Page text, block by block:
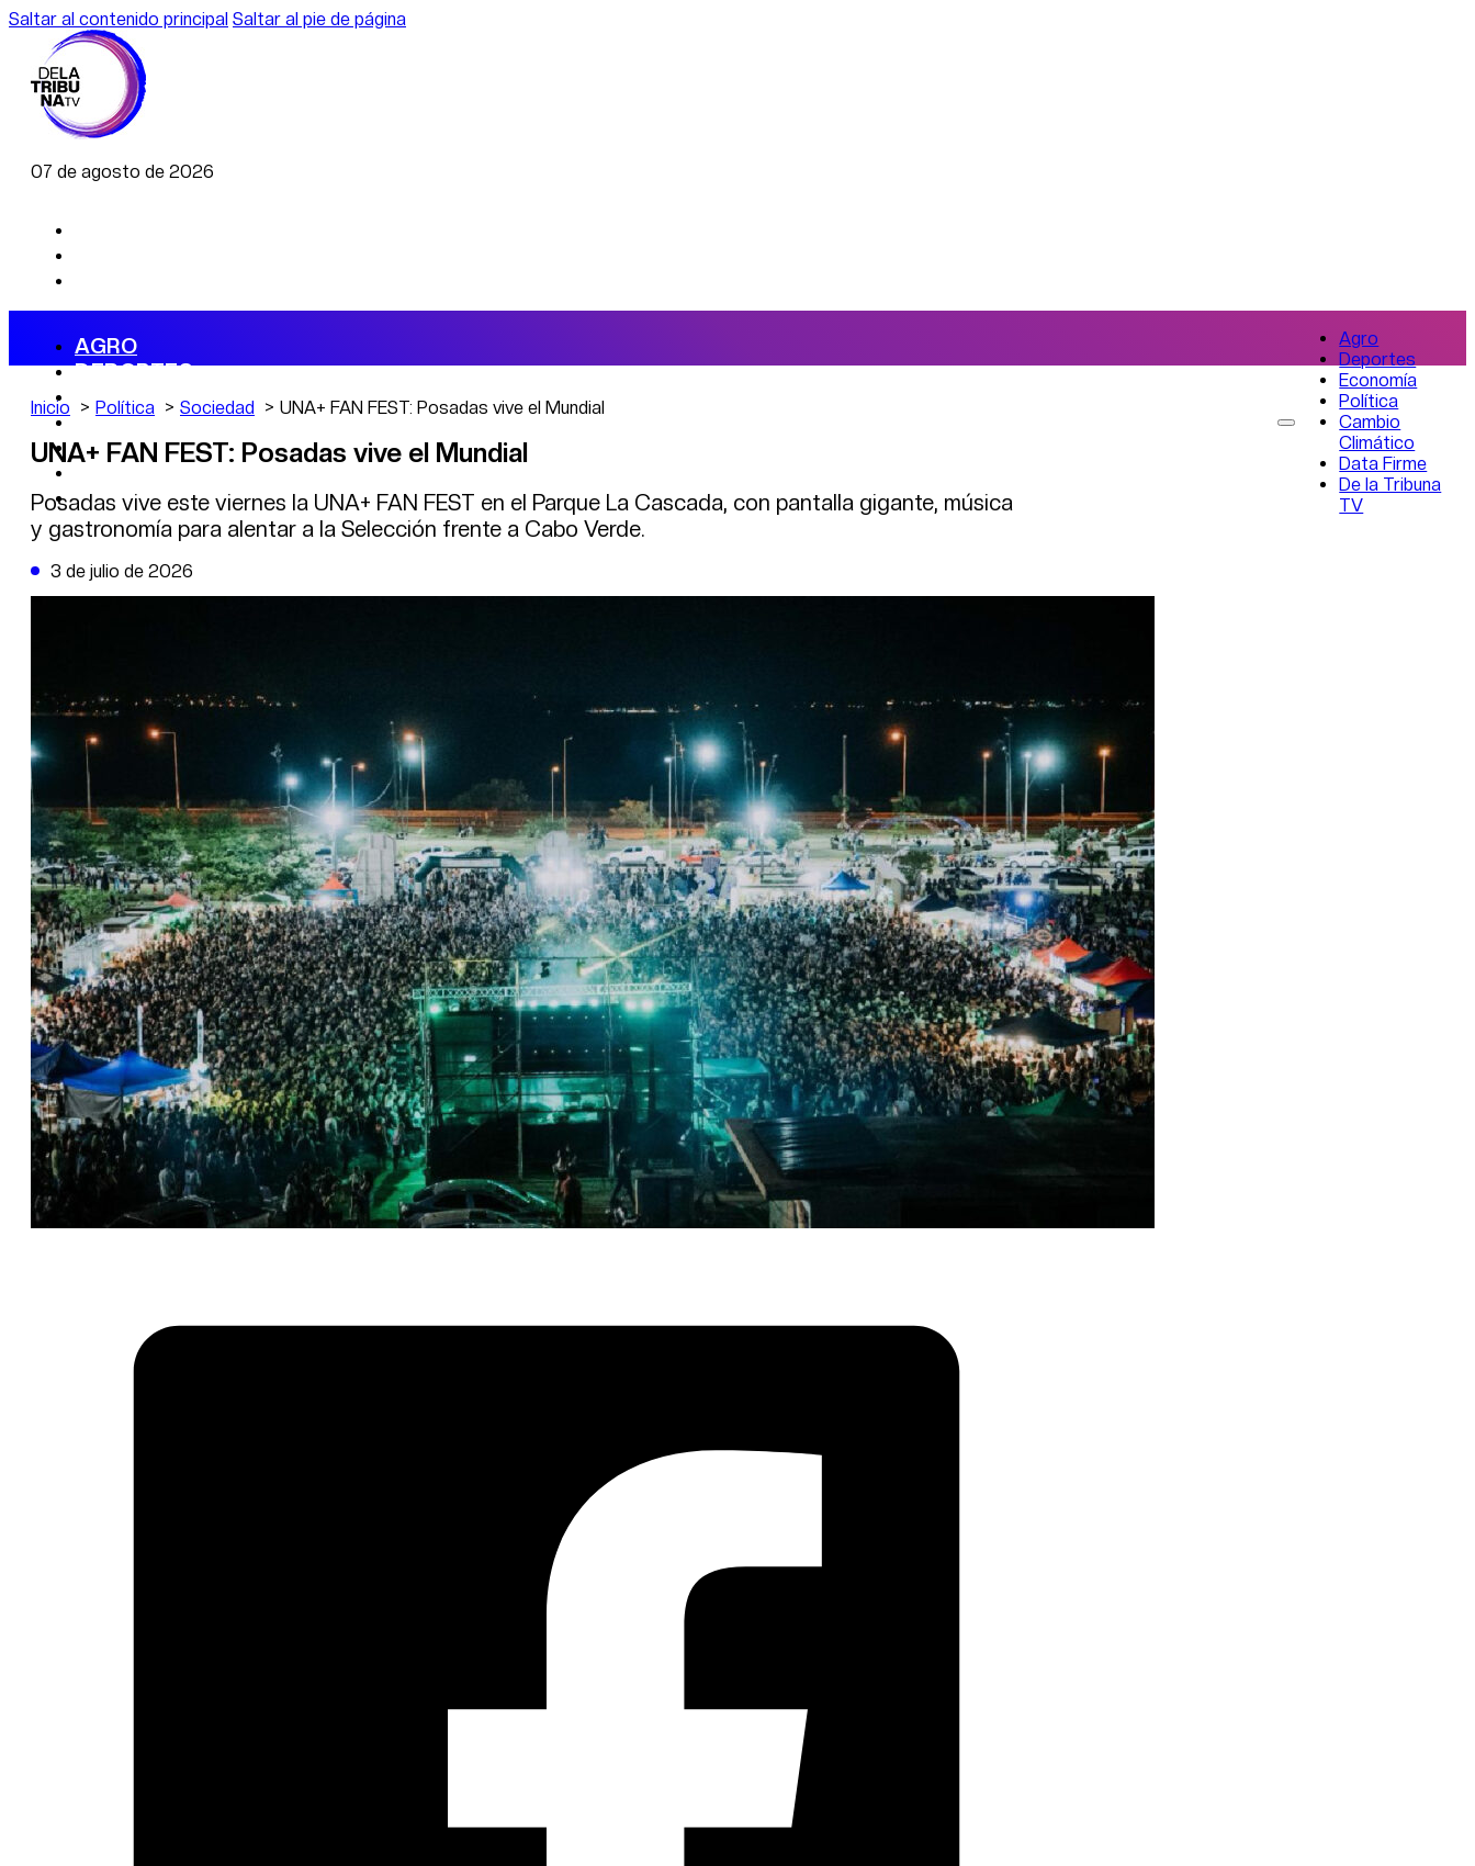
Saltar al contenido principal Saltar al pie de página
07 de agosto de 2026
AGRO
DEPORTES
ECONOMÍA
POLÍTICA
CAMBIO CLIMÁTICO
DE LA TRIBUNA TV
Agro
Deportes
Economía
Política
Cambio
Climático
Data Firme
De la Tribuna
TV
Inicio Política Sociedad UNA+ FAN FEST: Posadas vive el Mundial
UNA+ FAN FEST: Posadas vive el Mundial
Posadas vive este viernes la UNA+ FAN FEST en el Parque La Cascada, con pantalla gigante, música
y gastronomía para alentar a la Selección frente a Cabo Verde.
3 de julio de 2026